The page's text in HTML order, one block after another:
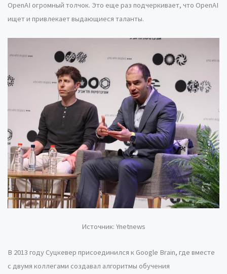
OpenAI огромный толчок. Это еще раз подчеркивает, что OpenAI
ищет и привлекает выдающиеся таланты.
Источник: Ynetnews
В 2013 году Суцкевер присоединился к Google Brain, где вместе
с двумя коллегами создавал алгоритмы обучения